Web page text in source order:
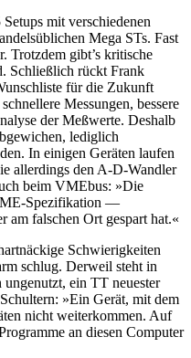
mit verschiedenen
Mega STs. Fast
Trotzdem gibt’s kritische
Schließlich rückt Frank
für die Zukunft
Messungen, bessere
der Meßwerte. Deshalb
lediglich
In einigen Geräten laufen
allerdings den A-D-Wandler
beim VMEbus: »Die
Spezifikation —
falschen Ort gespart hat.«
Schwierigkeiten
schlug. Derweil steht in
ein TT neuester
»Ein Gerät, mit dem
nicht weiterkommen. Auf
an diesen Computer